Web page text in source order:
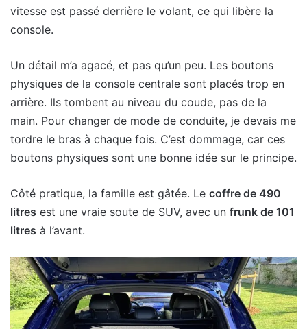
vitesse est passé derrière le volant, ce qui libère la
console.
Un détail m’a agacé, et pas qu’un peu. Les boutons
physiques de la console centrale sont placés trop en
arrière. Ils tombent au niveau du coude, pas de la
main. Pour changer de mode de conduite, je devais me
tordre le bras à chaque fois. C’est dommage, car ces
boutons physiques sont une bonne idée sur le principe.
Côté pratique, la famille est gâtée. Le coffre de 490
litres est une vraie soute de SUV, avec un frunk de 101
litres à l’avant.